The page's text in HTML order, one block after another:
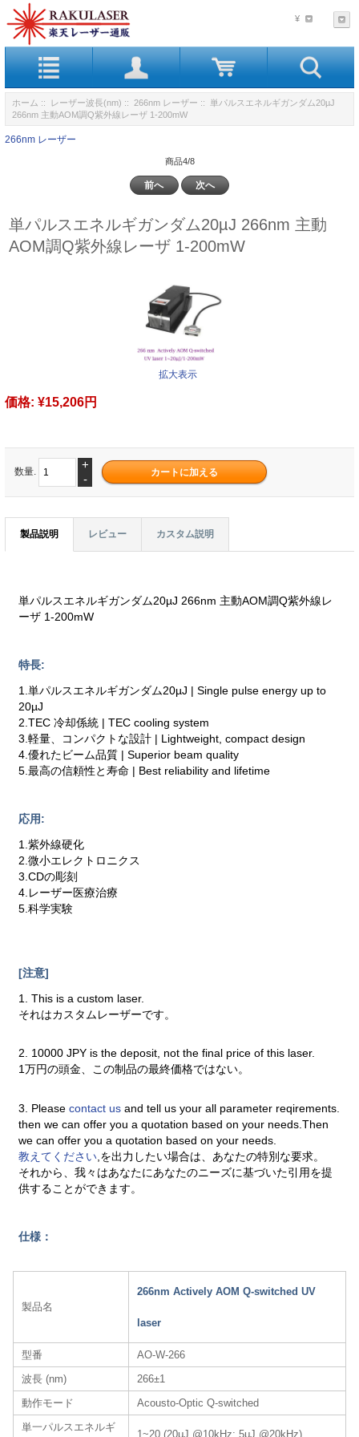
¥
ホーム :: レーザー波長(nm) :: 266nm レーザー :: 単パルスエネルギガンダム20µJ
266nm 主動AOM調Q紫外線レーザ 1-200mW
266nm レーザー
商品4/8
前へ 次へ
単パルスエネルギガンダム20µJ 266nm 主動
AOM調Q紫外線レーザ 1-200mW
拡大表示
価格: ¥15,206円
数量.
+
-
製品説明 レビュー カスタム説明
単パルスエネルギガンダム20µJ 266nm 主動AOM調Q紫外線レ
ーザ 1-200mW
特長:
1.単パルスエネルギガンダム20µJ | Single pulse energy up to
20µJ
2.TEC 冷却係統 | TEC cooling system
3.軽量、コンパクトな設計 | Lightweight, compact design
4.優れたビーム品質 | Superior beam quality
5.最高の信頼性と寿命 | Best reliability and lifetime
応用:
1.紫外線硬化
2.微小エレクトロニクス
3.CDの彫刻
4.レーザー医療治療
5.科学実験
[注意]
1. This is a custom laser.
それはカスタムレーザーです。
2. 10000 JPY is the deposit, not the final price of this laser.
1万円の頭金、この制品の最終価格ではない。
3. Pleasecontact usand tell us your all parameter reqirements.
then we can offer you a quotation based on your needs.Then
we can offer you a quotation based on your needs.
教えてください ,を出力したい場合は、あなたの特別な要求。
それから、我々はあなたにあなたのニーズに基づいた引用を提
供することができます。
仕様：
製品名
266nm Actively AOM Q-switched UV
laser
型番
AO-W-266
波長 (nm)
266±1
動作モード
Acousto-Optic Q-switched
単一パルスエネルギ
1~20 (20μJ @10kHz; 5μJ @20kHz)